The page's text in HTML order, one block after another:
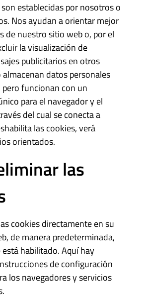
establecidas por nosotros o
Nos ayudan a orientar mejor
de nuestro sitio web o, por el
la visualización de
publicitarios en otros
datos personales
funcionan con un
para el navegador y el
del cual se conecta a
las cookies, verá
orientados.
las
cookies directamente en su
de manera predeterminada,
habilitado. Aquí hay
de configuración
los navegadores y servicios